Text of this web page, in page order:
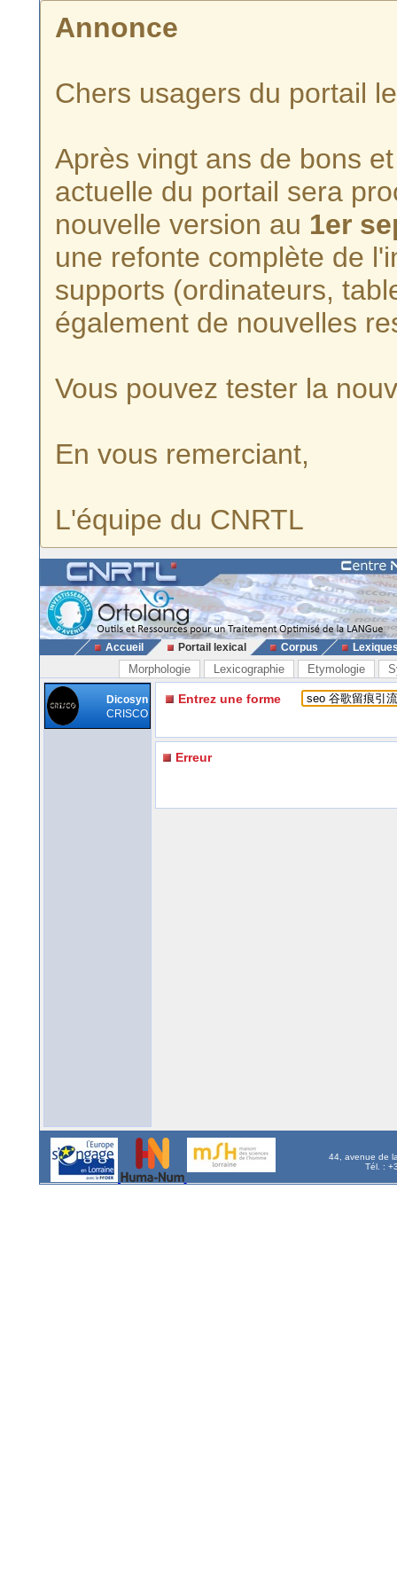
Annonce
Chers usagers du portail
Après vingt ans de bons
actuelle du portail sera
nouvelle version au 1er
une refonte complète de
supports (ordinateurs,
également de nouvelles
Vous pouvez tester la
En vous remerciant,
L'équipe du CNRTL
Accueil Portail lexical Corpus
Morphologie Lexicographie Etymologie
Dicosyn
CRISCO
Entrez une forme
Erreur
44, avenue de
Tél. :